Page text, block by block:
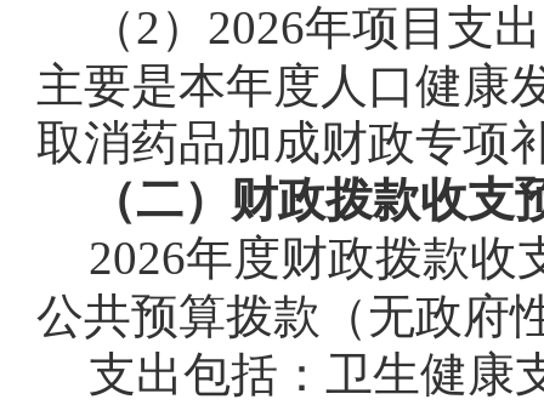
（2） 2026年项目支
主要是本年度人口健康
取消药品加成财政专项
（二）财政拨款收
2026年度财政拨款收
公共预算拨款（无政府
支出包括：卫生健康